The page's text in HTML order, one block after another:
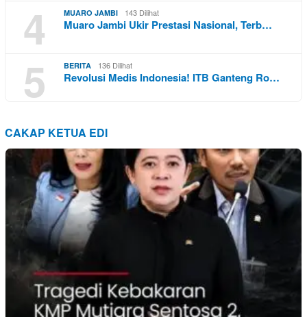
4
MUARO JAMBI 143 Dilihat
Muaro Jambi Ukir Prestasi Nasional, Terb…
5 BERITA 136 Dilihat
Revolusi Medis Indonesia! ITB Ganteng Ro…
CAKAP KETUA EDI